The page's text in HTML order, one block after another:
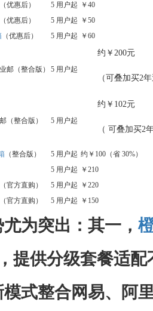
优惠后） 5 用户起
￥40
优惠后） 5 用户起
￥50
（优惠后） 5 用户起 ￥60
邮（整合版） 5 用户起
约￥200元
（可叠加买2
（整合版） 5 用户起
约￥102元
（ 可叠加买2
（整合版） 5 用户起 约￥100（省 30%）
5 用户起
￥210
官方直购） 5 用户起
￥220
官方直购） 5 用户起 ￥150
为突出：其一，
提供分级套餐适
式整合网易、阿